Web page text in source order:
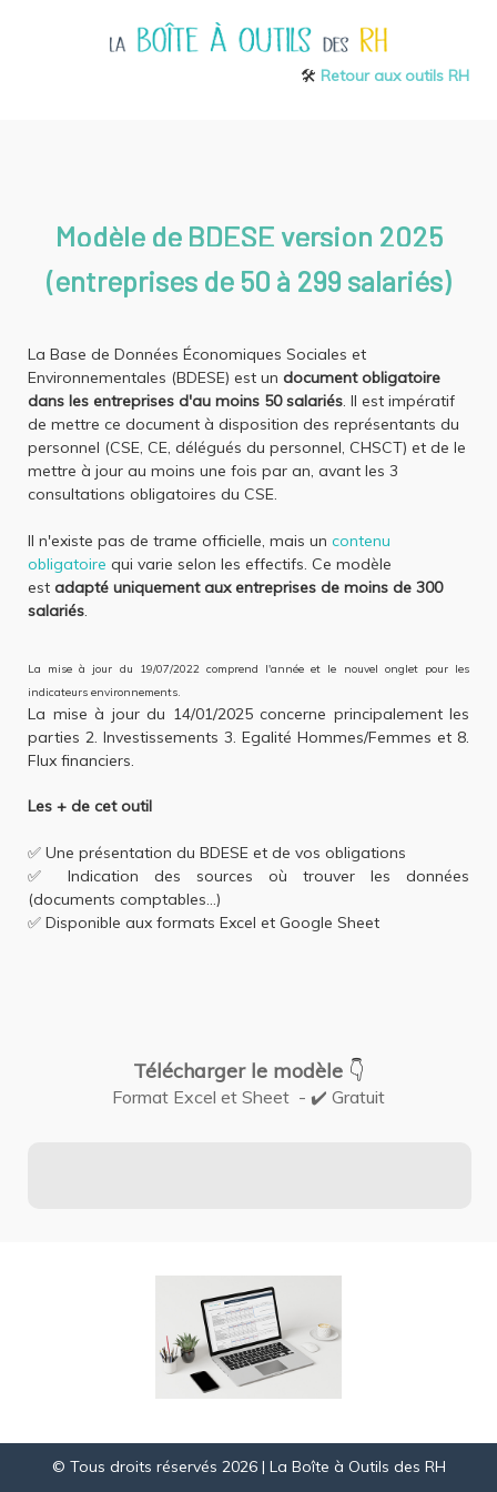
🛠️ Retour aux outils RH
Modèle de BDESE version 2025
(entreprises de 50 à 299 salariés)
La Base de Données Économiques Sociales et
Environnementales (BDESE) est un document obligatoire
dans les entreprises d'au moins 50 salariés. Il est impératif
de mettre ce document à disposition des représentants du
personnel (CSE, CE, délégués du personnel, CHSCT) et de le
mettre à jour au moins une fois par an, avant les 3
consultations obligatoires du CSE.
Il n'existe pas de trame officielle, mais un contenu
obligatoire qui varie selon les effectifs. Ce modèle
est adapté uniquement aux entreprises de moins de 300
salariés.
La mise à jour du 19/07/2022 comprend l'année et le nouvel onglet pour les
indicateurs environnements.
La mise à jour du 14/01/2025 concerne principalement les
parties 2. Investissements 3. Egalité Hommes/Femmes et 8.
Flux financiers.
Les + de cet outil
✅ Une présentation du BDESE et de vos obligations
✅ Indication des sources où trouver les données
(documents comptables...)
✅ Disponible aux formats Excel et Google Sheet
Télécharger le modèle 👇
Format Excel et Sheet - ✔️ Gratuit
© Tous droits réservés 2026 | La Boîte à Outils des RH